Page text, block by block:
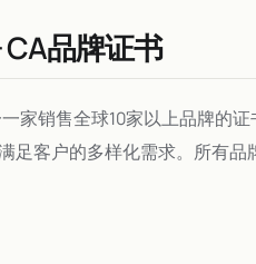
CA品牌证书
家销售全球10家以上品牌的
足客户的多样化需求。所有